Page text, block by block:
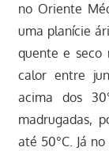
no Oriente
uma planície
quente e seco
calor entre
acima dos
madrugadas,
até 50°C. Já